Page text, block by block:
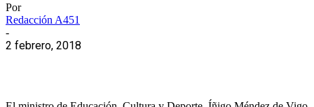
Por
Redacción A451
-
2 febrero, 2018